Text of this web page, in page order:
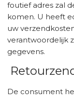
foutief adres zal
komen. U heeft
uw
verantwoordelijk
gegevens.
De consument